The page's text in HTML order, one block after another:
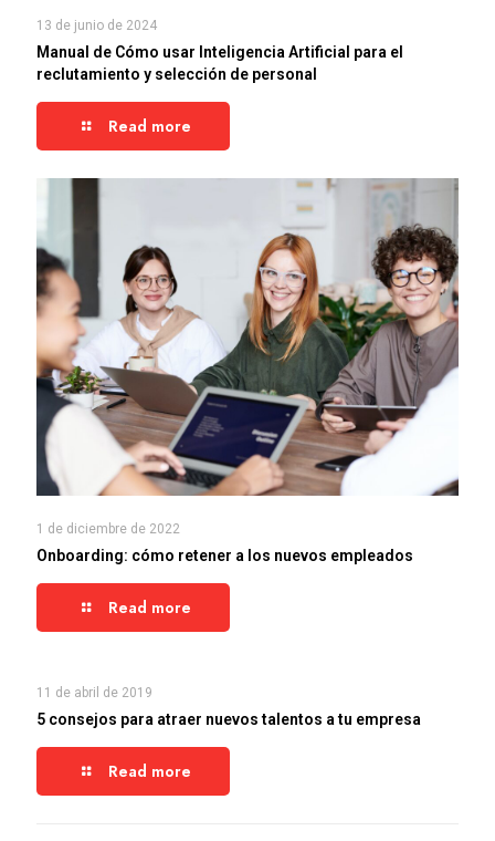
13 de junio de 2024
Manual de Cómo usar Inteligencia Artificial para el
reclutamiento y selección de personal
Read more
1 de diciembre de 2022
Onboarding: cómo retener a los nuevos empleados
Read more
11 de abril de 2019
5 consejos para atraer nuevos talentos a tu empresa
Read more